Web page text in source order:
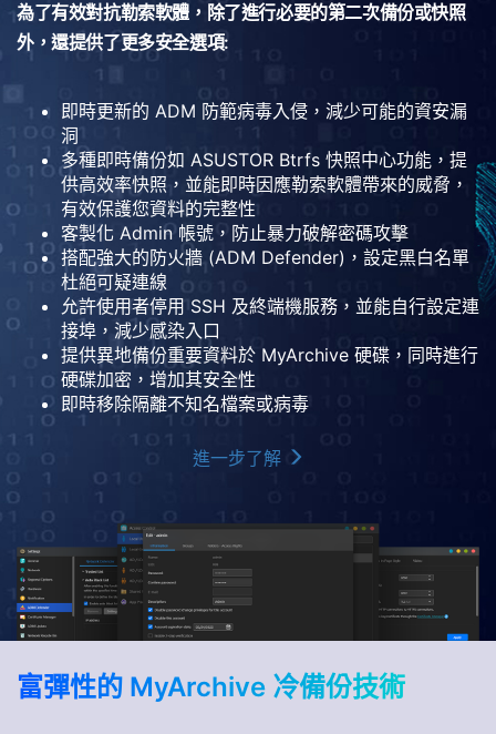
為了有效對抗勒索軟體，除了進行必要的第二次備份或快照
外，還提供了更多安全選項:
即時更新的 ADM 防範病毒入侵，減少可能的資安漏
洞
多種即時備份如 ASUSTOR Btrfs 快照中心功能，提
供高效率快照，並能即時因應勒索軟體帶來的威脅，
有效保護您資料的完整性
客製化 Admin 帳號，防止暴力破解密碼攻擊
搭配強大的防火牆 (ADM Defender)，設定黑白名單
杜絕可疑連線
允許使用者停用 SSH 及終端機服務，並能自行設定連
接埠，減少感染入口
提供異地備份重要資料於 MyArchive 硬碟，同時進行
硬碟加密，增加其安全性
即時移除隔離不知名檔案或病毒
進一步了解
富彈性的 MyArchive 冷備份技術